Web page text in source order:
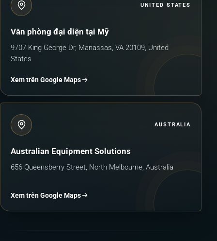
UNITED STATES
Văn phòng đại diện tại Mỹ
9707 King George Dr, Manassas, VA 20109, United
States
Xem trên Google Maps
AUSTRALIA
Australian Equipment Solutions
656 Queensberry Street, North Melbourne, Australia
Xem trên Google Maps